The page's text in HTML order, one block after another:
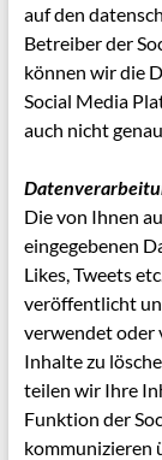
auf den
Betreiber der
können wir die
Social Media
auch nicht
Die von Ihnen
eingegebenen
Likes, Tweets
veröffentlicht
verwendet oder
Inhalte zu
teilen wir Ihre
Funktion der
kommunizieren